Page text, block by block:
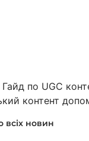
Гайд по UGC
контент
всiх новин